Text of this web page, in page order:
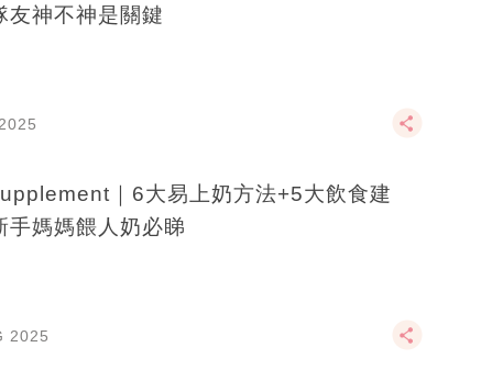
友神不神是關鍵
｜6大易上奶方法+5大飲食建
手媽媽餵人奶必睇
2025